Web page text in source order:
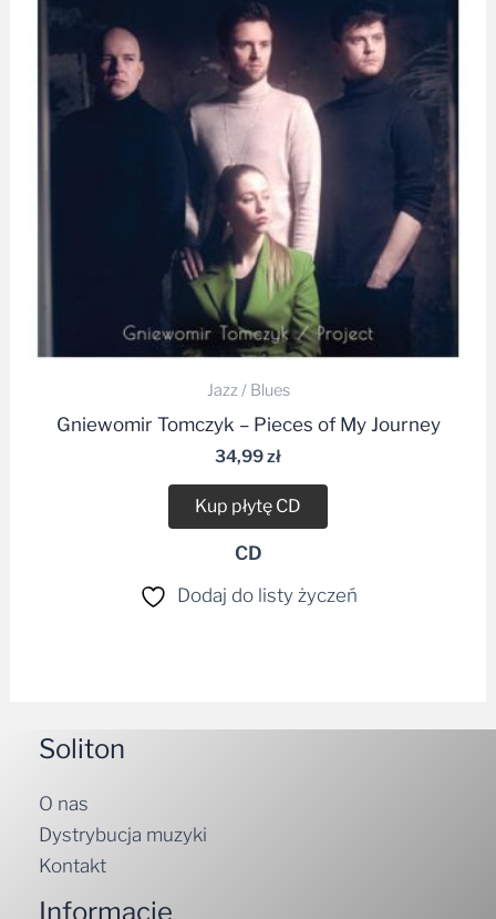
Jazz / Blues
Gniewomir Tomczyk – Pieces of My Journey
34,99zł
Kup płytę CD
CD
Dodaj do listy życzeń
Soliton
O nas
Dystrybucja muzyki
Kontakt
Informacje